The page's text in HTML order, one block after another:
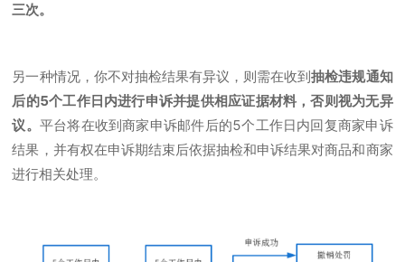
三次。
另一种情况，你不对抽检结果有异议，则需在收到抽检违规通知
后的5个工作日内进行申诉并提供相应证据材料，否则视为无异
议。 平台将在收到商家申诉邮件后的5个工作日内回复商家申诉
结果，并有权在申诉期结束后依据抽检和申诉结果对商品和商家
进行相关处理。